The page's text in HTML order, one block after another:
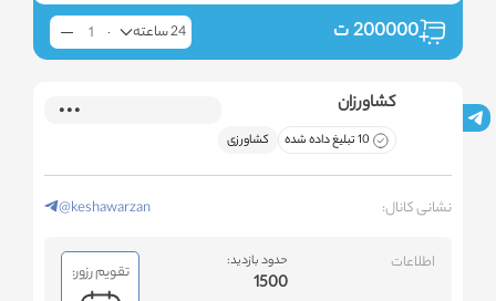
200000ت 24 ساعته
کشاورزان
10 تبلیغ داده شده کشاورزی
نشانی کانال: @keshawarzan
اطلاعات حدود بازدید:
1500 تقویم رزور: